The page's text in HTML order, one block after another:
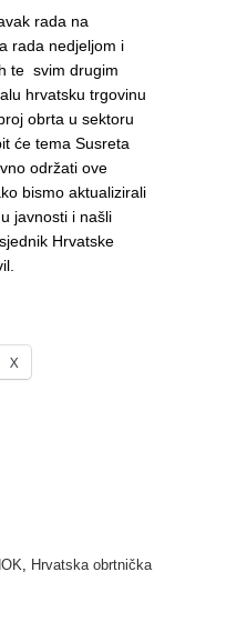
rada na
rada nedjeljom i
te svim drugim
hrvatsku trgovinu
obrta u sektoru
će tema Susreta
održati ove
bismo aktualizirali
javnosti i našli
Hrvatske
X
Hrvatska obrtnička